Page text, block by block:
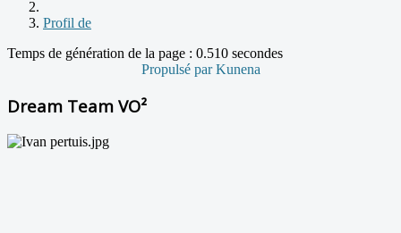
Profil de
Temps de génération de la page : 0.510 secondes
Propulsé parKunena
Dream Team VO²